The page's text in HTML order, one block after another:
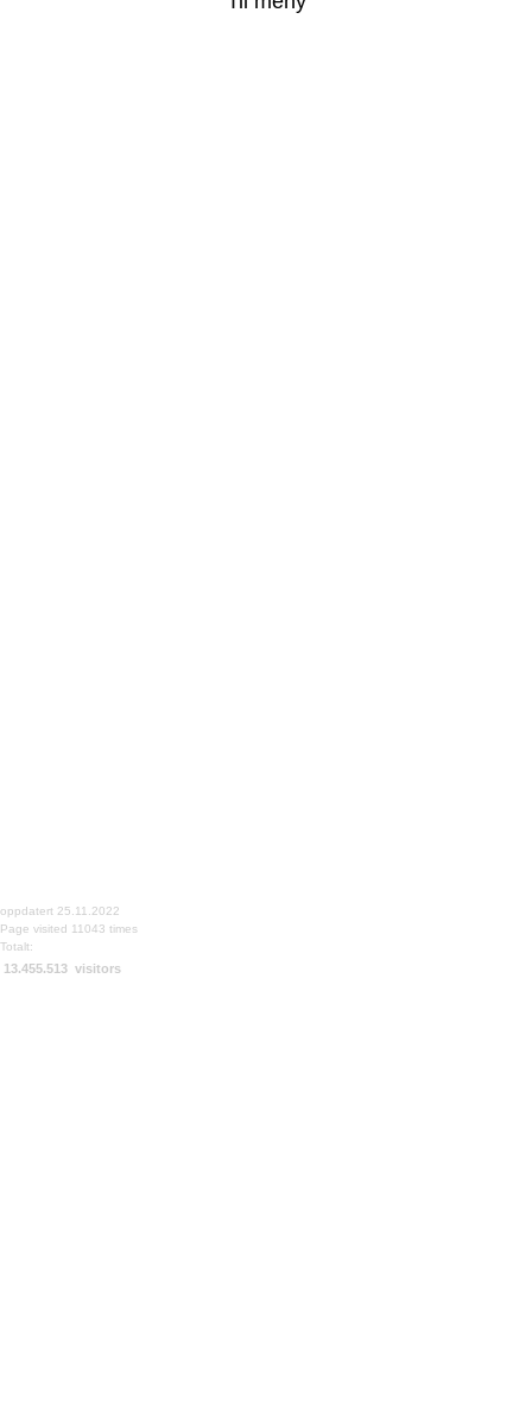
oppdatert 25.11.2022
Page visited 11043 times
Totalt:
13.455.513 visitors